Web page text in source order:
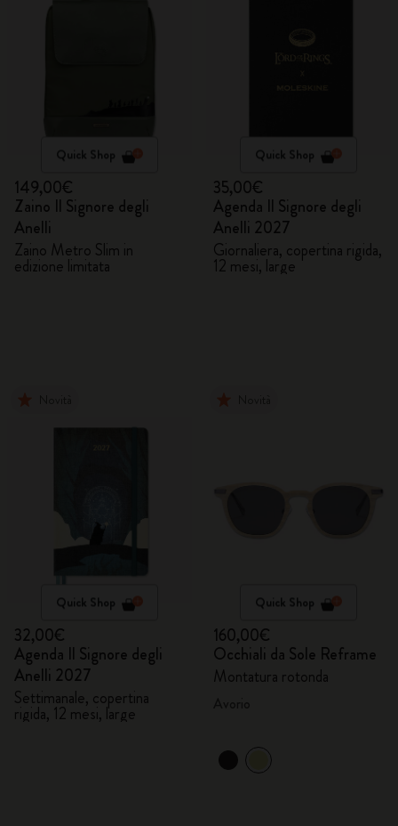
Quick Shop
149,00€
Zaino Il Signore degli
Anelli
Zaino Metro Slim in
edizione limitata
Quick Shop
35,00€
Agenda Il Signore degli
Anelli 2027
Giornaliera, copertina rigida,
12 mesi, large
Quick Shop
32,00€
Agenda Il Signore degli
Anelli 2027
Settimanale, copertina
rigida, 12 mesi, large
Quick Shop
160,00€
Occhiali da Sole Reframe
Montatura rotonda